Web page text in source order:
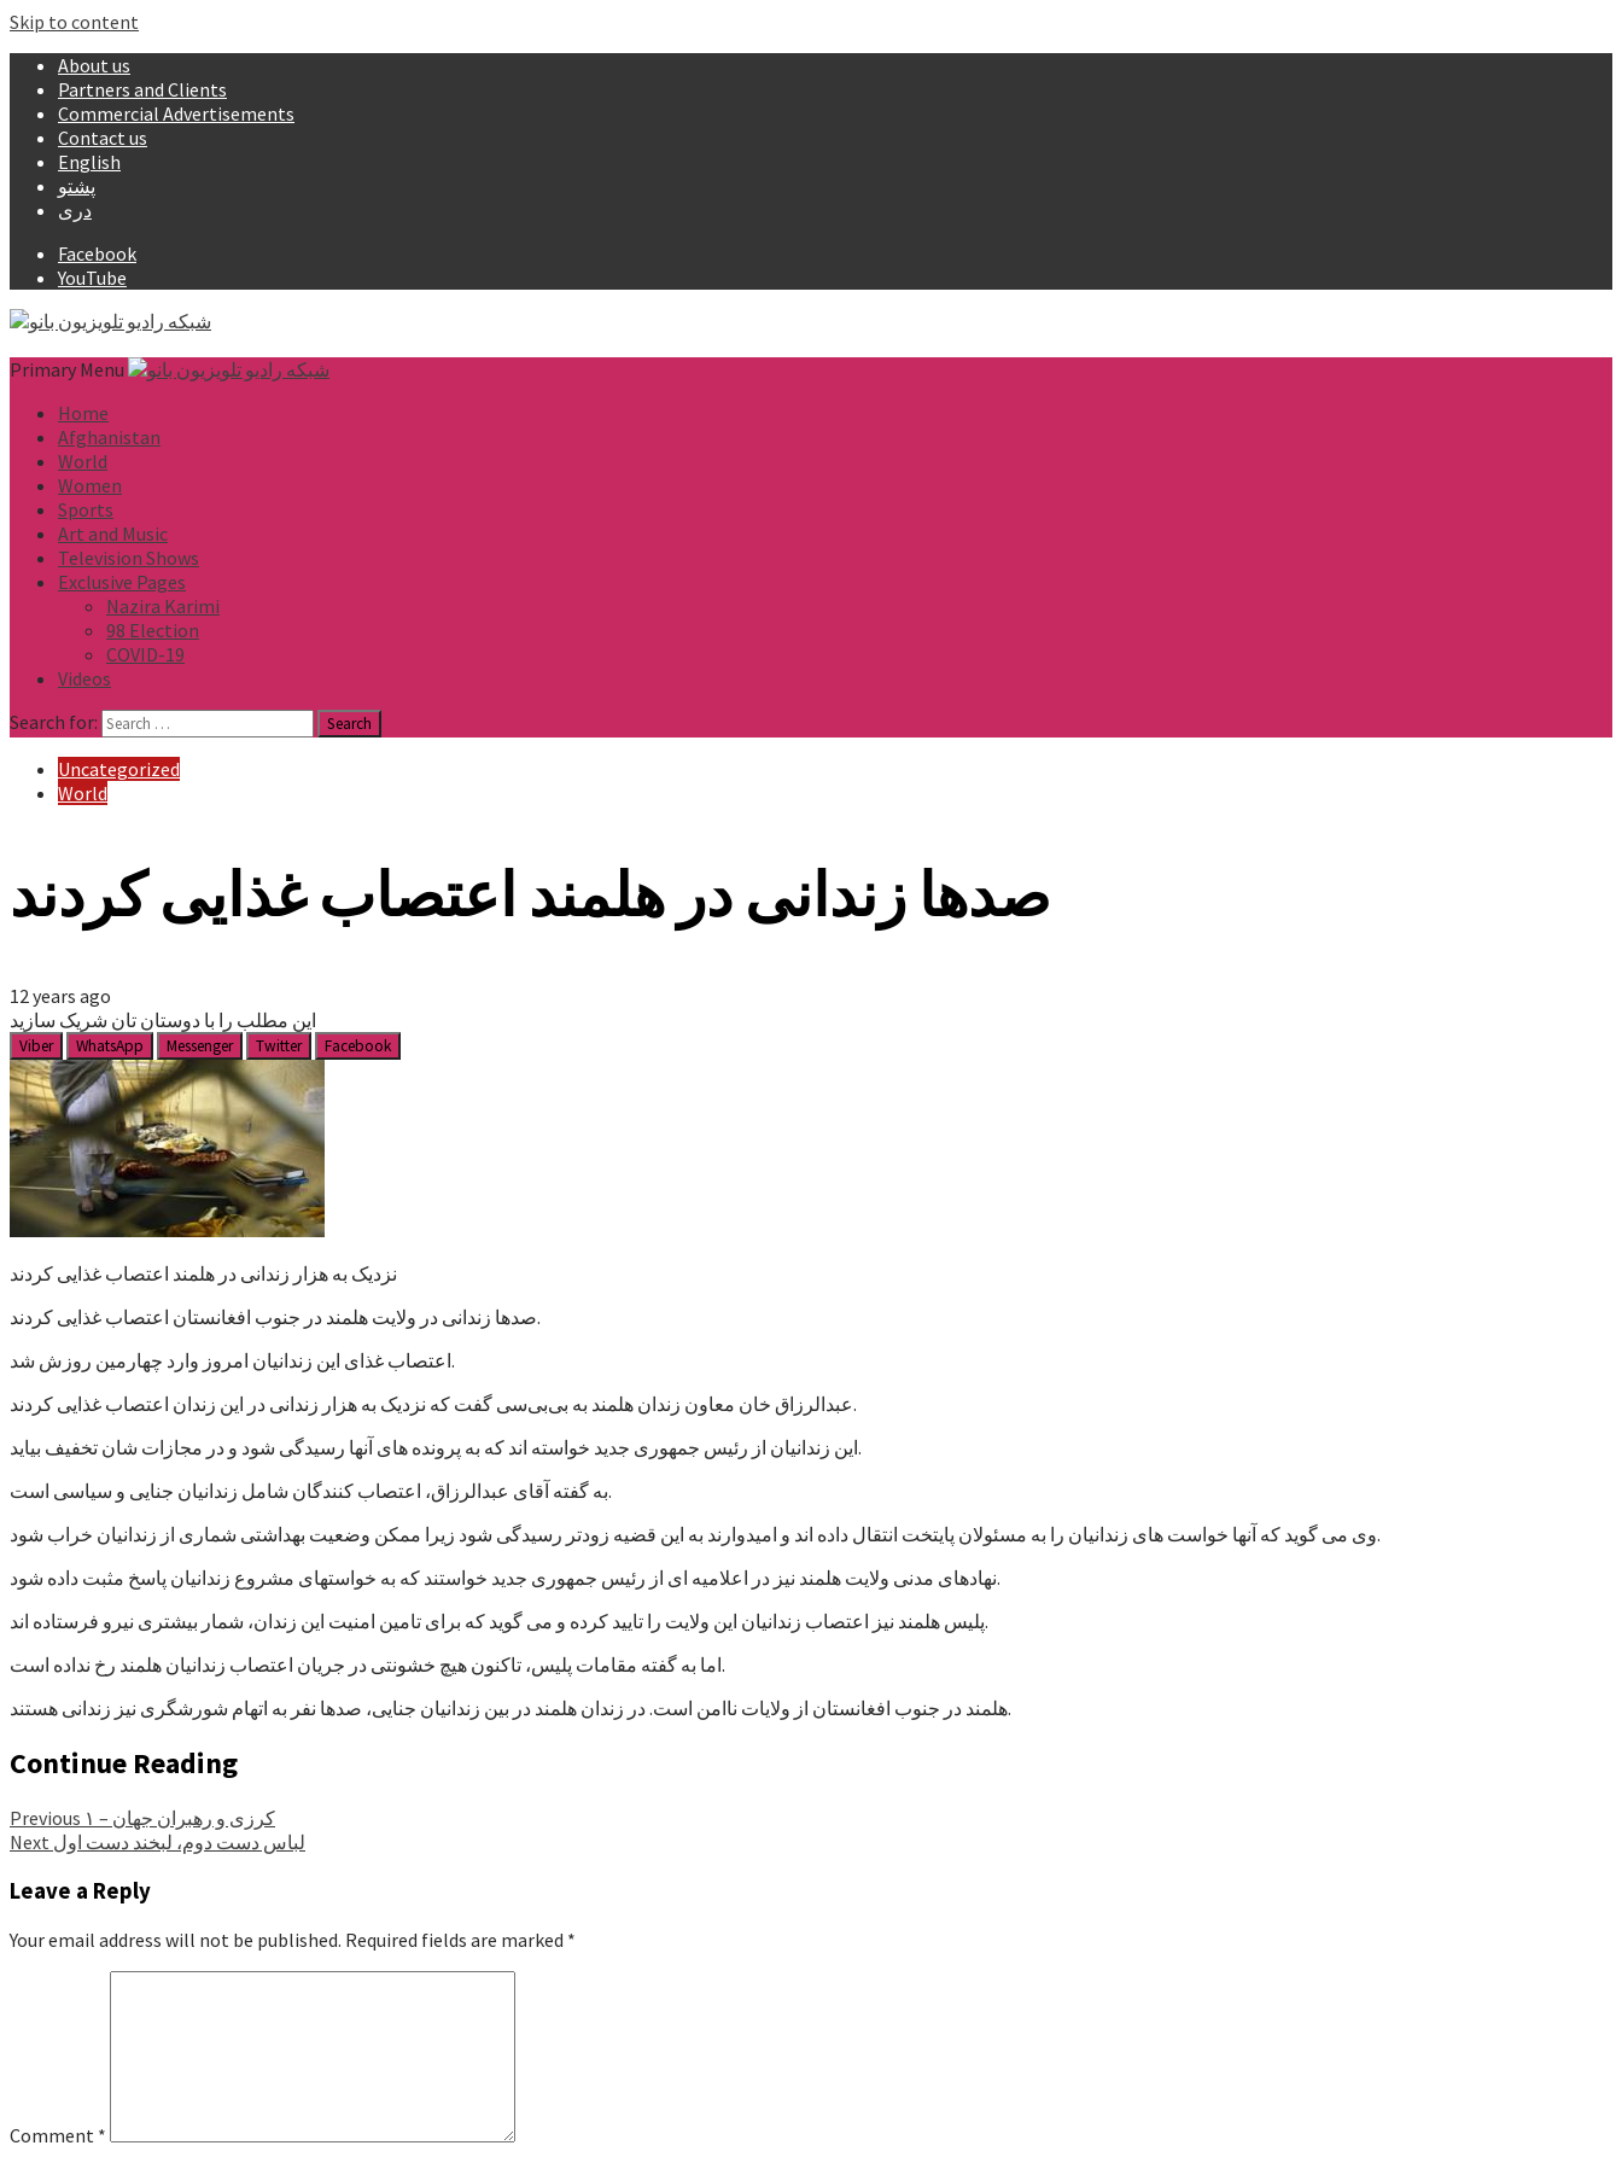
Skip to content
About us
Partners and Clients
Commercial Advertisements
Contact us
English
پشتو
دری
Facebook
YouTube
Primary Menu
Home
Afghanistan
World
Women
Sports
Art and Music
Television Shows
Exclusive Pages
Nazira Karimi
98 Election
COVID-19
Videos
Search for:
Uncategorized
World
صدها زندانی در هلمند اعتصاب غذایی کردند
12 years ago
این مطلب را با دوستان تان شریک سازید
Viber WhatsApp Messenger Twitter Facebook
نزدیک به هزار زندانی در هلمند اعتصاب غذایی کردند
صدها زندانی در ولایت هلمند در جنوب افغانستان اعتصاب غذایی کردند.
اعتصاب غذای این زندانیان امروز وارد چهارمین روزش شد.
عبدالرزاق خان معاون زندان هلمند به بی‌بی‌سی گفت که نزدیک به هزار زندانی در این زندان اعتصاب غذایی کردند.
این زندانیان از رئیس جمهوری جدید خواسته اند که به پرونده های آنها رسیدگی شود و در مجازات شان تخفیف بیاید.
به گفته آقای عبدالرزاق، اعتصاب کنندگان شامل زندانیان جنایی و سیاسی است.
وی می گوید که آنها خواست های زندانیان را به مسئولان پایتخت انتقال داده اند و امیدوارند به این قضیه زودتر رسیدگی شود زیرا ممکن وضعیت بهداشتی شماری از زندانیان خراب شود.
نهادهای مدنی ولایت هلمند نیز در اعلامیه ای از رئیس جمهوری جدید خواستند که به خواستهای مشروع زندانیان پاسخ مثبت داده شود.
پلیس هلمند نیز اعتصاب زندانیان این ولایت را تایید کرده و می گوید که برای تامین امنیت این زندان، شمار بیشتری نیرو فرستاده اند.
اما به گفته مقامات پلیس، تاکنون هیچ خشونتی در جریان اعتصاب زندانیان هلمند رخ نداده است.
هلمند در جنوب افغانستان از ولایات ناامن است. در زندان هلمند در بین زندانیان جنایی، صدها نفر به اتهام شورشگری نیز زندانی هستند.
Continue Reading
Previous
کرزی و رهبران جهان – ۱
Next لباس دست دوم، لبخند دست اول
Leave a Reply
Your email address will not be published. Required fields are marked *
Comment *